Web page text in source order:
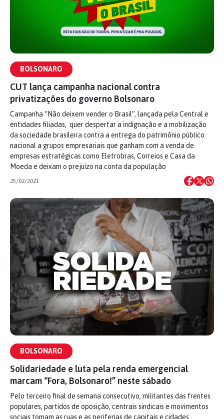
BOLSONARO
CUT lança campanha nacional contra
privatizações do governo Bolsonaro
Campanha “Não deixem vender o Brasil”, lançada pela Central e
entidades filiadas, quer despertar a indignação e a mobilização
da sociedade brasileira contra a entrega do patrimônio público
nacional a grupos empresariais que ganham com a venda de
empresas estratégicas como Eletrobras, Correios e Casa da
Moeda e deixam o prejuízo na conta da população
25/02/2021
BOLSONARO
Solidariedade e luta pela renda emergencial
marcam “Fora, Bolsonaro!” neste sábado
Pelo terceiro final de semana consecutivo, militantes das frentes
populares, partidos de oposição, centrais sindicais e movimentos
sociais tomam as ruas e as periferias de capitais e cidades